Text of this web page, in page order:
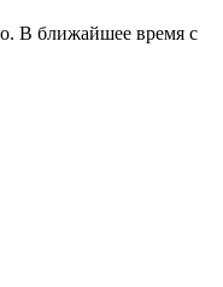
В ближайшее время с